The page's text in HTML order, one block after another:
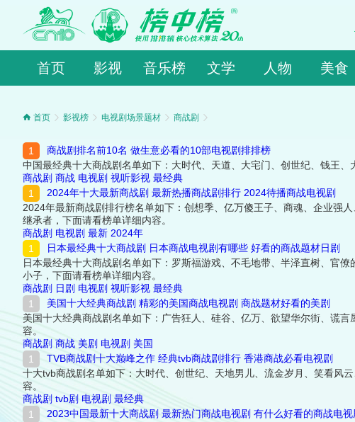
首页 影视 音乐榜 文学 人物 美食
首页 影视榜 电视剧场景题材 商战剧
商战剧排名前10名 做生意必看的10部电视剧排排榜
中国最经典十大商战剧名单如下：大时代、天道、大宅门、创世纪、钱王
商战剧 商战 电视剧 视听影视 最经典
2024年十大最新商战剧 最新热播商战剧排行 2024待播商战电视剧
2024年最新商战剧排行榜名单如下：创想季、亿万傻王子、商魂、企业强
继承者，下面请看榜单详细内容。
商战剧 电视剧 最新 2024年
日本最经典十大商战剧 日本商战电视剧有哪些 好看的商战题材日剧
日本最经典十大商战剧名单如下：罗斯福游戏、不毛地带、半泽直树、官
小子，下面请看榜单详细内容。
商战剧 日剧 电视剧 视听影视 最经典
美国十大经典商战剧 精彩的美国商战电视剧 商战题材好看的美剧
美国十大经典商战剧名单如下：广告狂人、硅谷、亿万、欲望华尔街、谎
容。
商战剧 商战 美剧 电视剧 美国
TVB商战剧十大巅峰之作 经典tvb商战剧排行 香港商战必看电视剧
十大tvb商战剧名单如下：大时代、创世纪、天地男儿、流金岁月、笑看风
容。
商战剧 tvb剧 电视剧 最经典
2023中国最新十大商战剧 最新热门商战电视剧 有什么好看的商战电视